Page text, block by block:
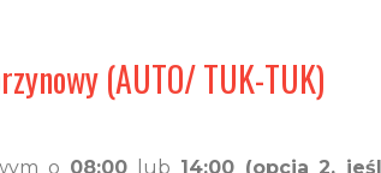
(AUTO/ TUK-TUK)
o 08:00 lub 14:00 (opcja 2,